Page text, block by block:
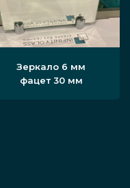
Зеркало 6 мм
фацет 30 мм